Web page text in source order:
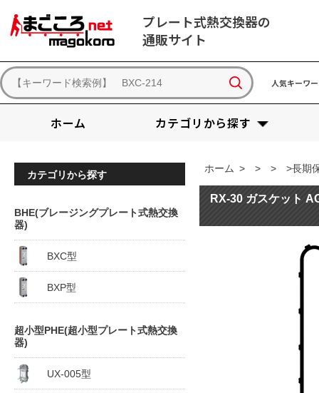
プレート式熱交換器の
通販サイト
人気キーワ
ホーム カテゴリから探す
ホーム > > > >長期
RX-30 ガスケット
カテゴリから探す
BHE(ブレージングプレート式熱交換
器)
BXC型
BXP型
超小型PHE(超小型プレート式熱交換
器)
UX-005型